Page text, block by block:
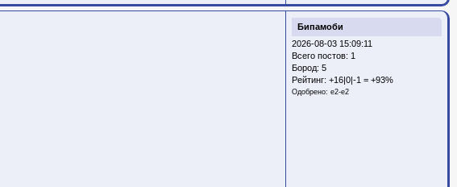
Бипамоби
2026-08-03 15:09:11
Всего постов: 1
Бород: 5
Рейтинг: +16|0|-1 = +93%
Одобрено: e2-e2